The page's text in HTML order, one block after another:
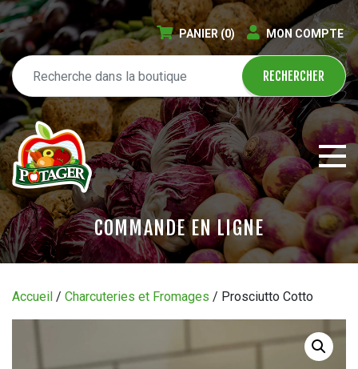
PANIER(0) MON COMPTE
COMMANDE EN LIGNE
CIRCULAIRE
Accueil / Charcuteries et Fromages / Prosciutto Cotto